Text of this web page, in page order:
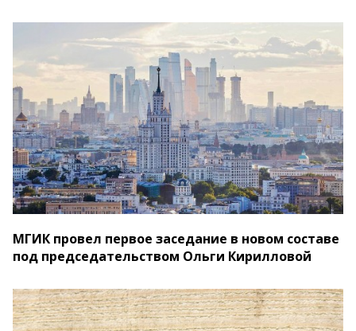
МГИК провел первое заседание в новом составе
под председательством Ольги Кирилловой